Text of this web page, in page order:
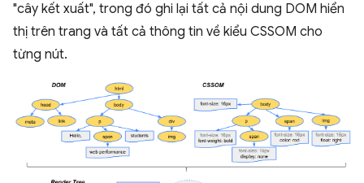
"cây kết xuất", trong đó ghi lại tất cả nội dung DOM hiển
thị trên trang và tất cả thông tin về kiểu CSSOM cho
từng nút.